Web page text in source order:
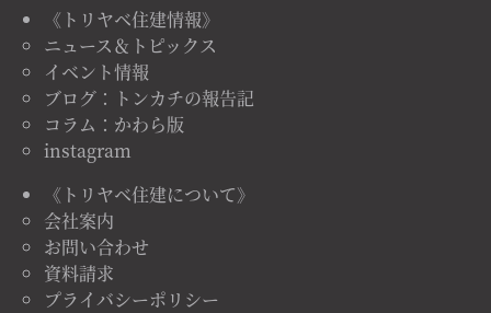
《トリヤベ住建情報》
ニュース＆トピックス
イベント情報
ブログ：トンカチの報告記
コラム：かわら版
instagram
《トリヤベ住建について》
会社案内
お問い合わせ
資料請求
プライバシーポリシー